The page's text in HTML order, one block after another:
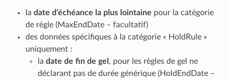
la date d’échéance la plus lointaine pour la catégorie
de règle (MaxEndDate – facultatif)
des données spécifiques à la catégorie « HoldRule »
uniquement :
la date de fin de gel , pour les règles de gel ne
déclarant pas de durée générique (HoldEndDate –